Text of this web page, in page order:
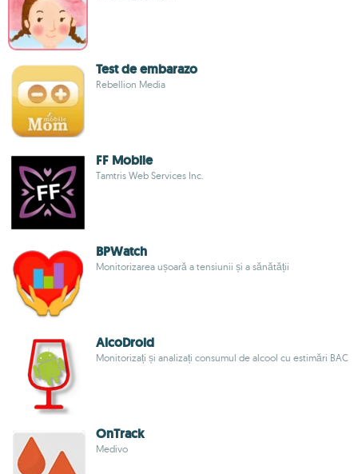
Test de embarazo
Rebellion Media
FF Mobile
Tamtris Web Services Inc.
BPWatch
Monitorizarea ușoară a tensiunii și a sănătății
AlcoDroid
Monitorizați și analizați consumul de alcool cu estimări BAC
OnTrack
Medivo